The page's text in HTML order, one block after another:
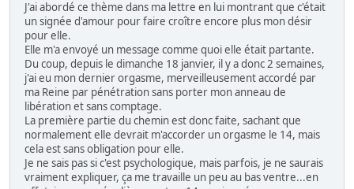
J'ai abordé ce thème dans ma lettre en lui montrant que c'était
un signée d'amour pour faire croître encore plus mon désir
pour elle.
Elle m'a envoyé un message comme quoi elle était partante.
Du coup, depuis le dimanche 18 janvier, il y a donc 2 semaines,
j'ai eu mon dernier orgasme, merveilleusement accordé par
ma Reine par pénétration sans porter mon anneau de
libération et sans comptage.
La première partie du chemin est donc faite, sachant que
normalement elle devrait m'accorder un orgasme le 14, mais
cela est sans obligation pour elle.
Je ne sais pas si c'est psychologique, mais parfois, je ne saurais
vraiment expliquer, ça me travaille un peu au bas ventre...en